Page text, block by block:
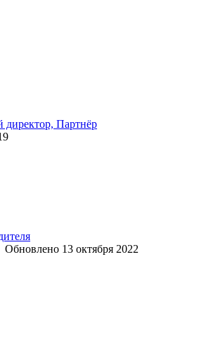
Партнёр
Обновлено 13 октября 2022